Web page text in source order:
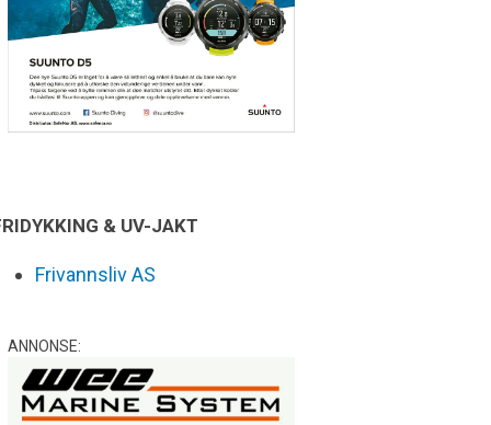
& UV-JAKT
Frivannsliv AS
ANNONSE: